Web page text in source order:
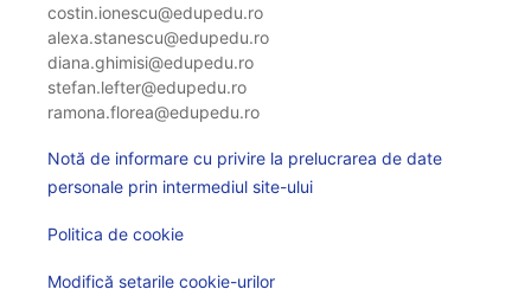
costin.ionescu@edupedu.ro
alexa.stanescu@edupedu.ro
diana.ghimisi@edupedu.ro
stefan.lefter@edupedu.ro
ramona.florea@edupedu.ro
Notă de informare cu privire la prelucrarea de date
personale prin intermediul site-ului
Politica de cookie
Modifică setarile cookie-urilor